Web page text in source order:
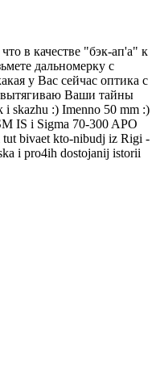
в качестве "бэк-ап'а" к
дальномерку с
у Вас сейчас оптика с
Ваши тайны
skazhu :) Imenno 50 mm :)
IS i Sigma 70-300 APO
tut bivaet kto-nibudj iz Rigi -
i pro4ih dostojanij istorii